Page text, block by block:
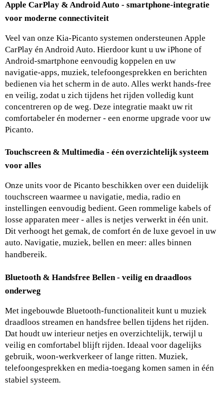
Apple CarPlay & Android Auto - smartphone‑integratie
voor moderne connectiviteit
Veel van onze Kia‑Picanto systemen ondersteunen Apple
CarPlay én Android Auto. Hierdoor kunt u uw iPhone of
Android‑smartphone eenvoudig koppelen en uw
navigatie‑apps, muziek, telefoongesprekken en berichten
bedienen via het scherm in de auto. Alles werkt hands‑free
en veilig, zodat u zich tijdens het rijden volledig kunt
concentreren op de weg. Deze integratie maakt uw rit
comfortabeler én moderner - een enorme upgrade voor uw
Picanto.
Touchscreen & Multimedia - één overzichtelijk systeem
voor alles
Onze units voor de Picanto beschikken over een duidelijk
touchscreen waarmee u navigatie, media, radio en
instellingen eenvoudig bedient. Geen rommelige kabels of
losse apparaten meer - alles is netjes verwerkt in één unit.
Dit verhoogt het gemak, de comfort én de luxe gevoel in uw
auto. Navigatie, muziek, bellen en meer: alles binnen
handbereik.
Bluetooth & Handsfree Bellen - veilig en draadloos
onderweg
Met ingebouwde Bluetooth‑functionaliteit kunt u muziek
draadloos streamen en handsfree bellen tijdens het rijden.
Dat houdt uw interieur netjes en overzichtelijk, terwijl u
veilig en comfortabel blijft rijden. Ideaal voor dagelijks
gebruik, woon‑werkverkeer of lange ritten. Muziek,
telefoongesprekken en media‑toegang komen samen in één
stabiel systeem.